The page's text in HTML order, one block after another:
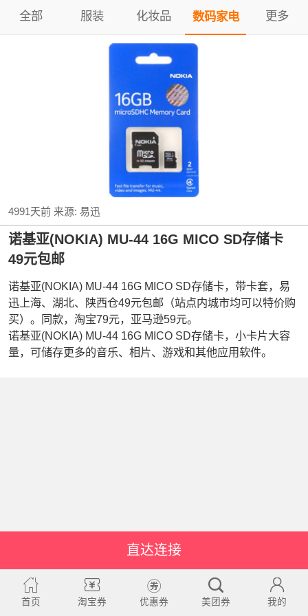
全部 服装 化妆品 数码家电 更多
4991天前来源:易迅
诺基亚(NOKIA) MU-44 16G MICO SD存储卡
49元包邮
诺基亚(NOKIA) MU-44 16G MICO SD存储卡，带卡套，易
迅上海、湖北、陕西仓49元包邮（站点内城市均可以特价购
买）。同款，淘宝79元，亚马逊59元。
诺基亚(NOKIA) MU-44 16G MICO SD存储卡，小卡片大容
量，可储存更多的音乐、相片、游戏和其他应用软件。
直达连接
首页 淘宝券 优惠券 美团券 我的